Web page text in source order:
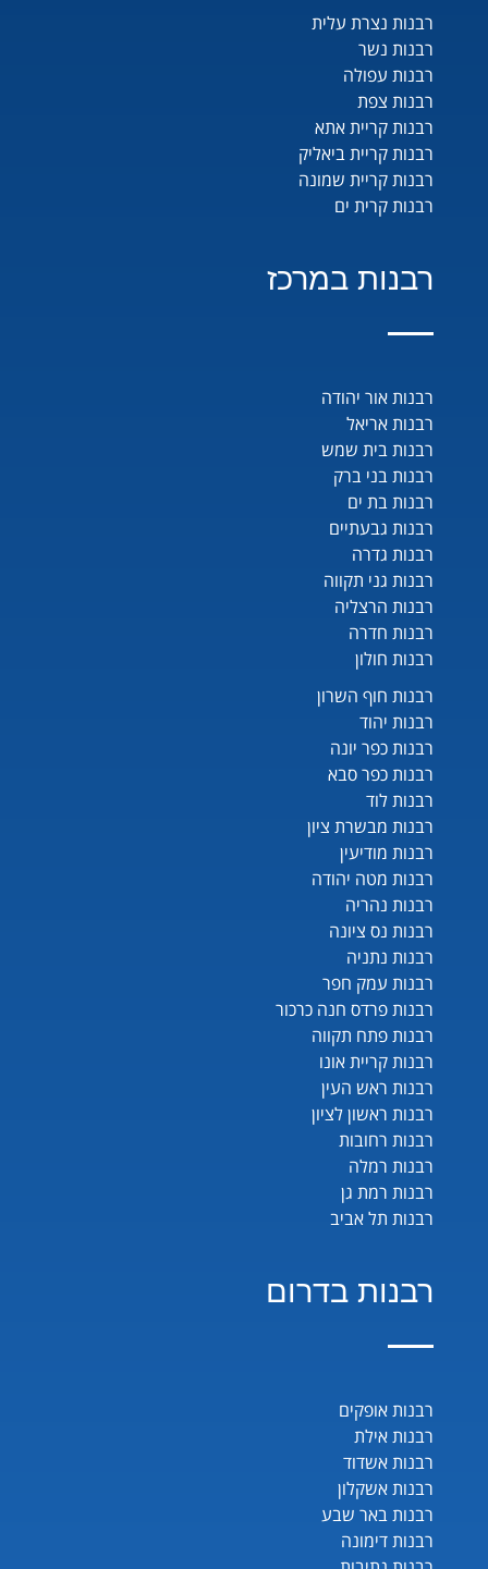
רבנות נצרת עלית
רבנות נשר
רבנות עפולה
רבנות צפת
רבנות קריית אתא
רבנות קריית ביאליק
רבנות קריית שמונה
רבנות קרית ים
רבנות במרכז
רבנות אור יהודה
רבנות אריאל
רבנות בית שמש
רבנות בני ברק
רבנות בת ים
רבנות גבעתיים
רבנות גדרה
רבנות גני תקווה
רבנות הרצליה
רבנות חדרה
רבנות חולון
רבנות חוף השרון
רבנות יהוד
רבנות כפר יונה
רבנות כפר סבא
רבנות לוד
רבנות מבשרת ציון
רבנות מודיעין
רבנות מטה יהודה
רבנות נהריה
רבנות נס ציונה
רבנות נתניה
רבנות עמק חפר
רבנות פרדס חנה כרכור
רבנות פתח תקווה
רבנות קריית אונו
רבנות ראש העין
רבנות ראשון לציון
רבנות רחובות
רבנות רמלה
רבנות רמת גן
רבנות תל אביב
רבנות בדרום
רבנות אופקים
רבנות אילת
רבנות אשדוד
רבנות אשקלון
רבנות באר שבע
רבנות דימונה